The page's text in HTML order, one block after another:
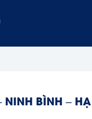
NINH BÌNH –